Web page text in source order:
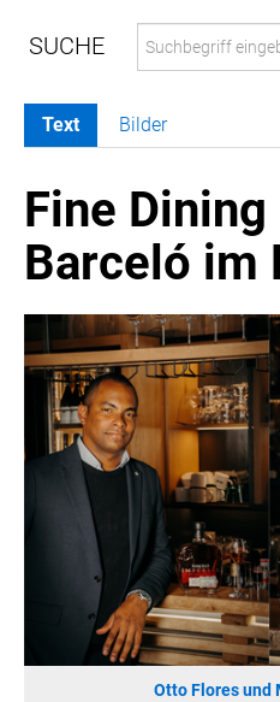
MELDUNGEN
COCA-COLA
COCA-COLA HBC ÖSTERREICH
Nemiroff
Padre Azul
The Famous Grouse
Ron Barceló
Costa Coffee
Glendalough
Caffè Vergnano
Naked Malt
RÖMERQUELLE
ÖSTERREICHISCHE SPORTHILFE
KESCH
Text Bilder
Fine
Barceló im
Otto Flores und